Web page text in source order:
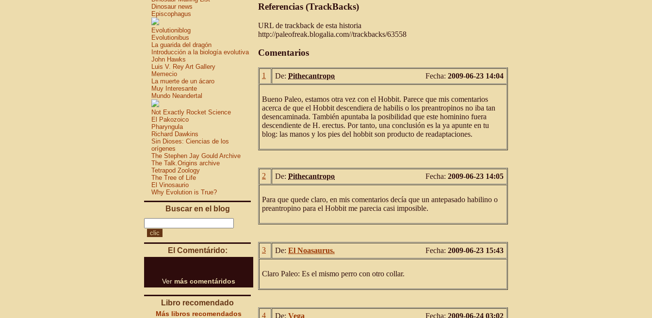
Dinosaur news
Episcophagus
Evolutioniblog
Evolutionibus
La guarida del dragón
Introducción a la biología evolutiva
John Hawks
Luis V. Rey Art Gallery
Memecio
La muerte de un ácaro
Muy Interesante
Mundo Neandertal
Not Exactly Rocket Science
El Pakozoico
Pharyngula
Richard Dawkins
Sin Dioses: Ciencias de los
orígenes
The Stephen Jay Gould Archive
The Talk.Origins archive
Tetrapod Zoology
The Tree of Life
El Vinosaurio
Why Evolution is True?
Buscar en el blog
El Comentárido:
Ver más comentáridos
Libro recomendado
Más libros recomendados
Referencias (TrackBacks)
URL de trackback de esta historia
http://paleofreak.blogalia.com//trackbacks/63558
Comentarios
1 De: Pithecantropo Fecha: 2009-06-23 14:04
Bueno Paleo, estamos otra vez con el Hobbit. Parece que mis comentarios
acerca de que el Hobbit descendiera de habilis o los preantropinos no iba tan
desencaminada. También apuntaba la posibilidad que este hominino fuera
descendiente de H. erectus. Por tanto, una conclusión es la ya apunte en tu
blog: las manos y los pies del hobbit son producto de readaptaciones.
2 De: Pithecantropo Fecha: 2009-06-23 14:05
Para que quede claro, en mis comentarios decía que un antepasado habilino o
preantropino para el Hobbit me parecia casi imposible.
3 De: El Noasaurus. Fecha: 2009-06-23 15:43
Claro Paleo: Es el mismo perro con otro collar.
4 De: Vega Fecha: 2009-06-24 03:02